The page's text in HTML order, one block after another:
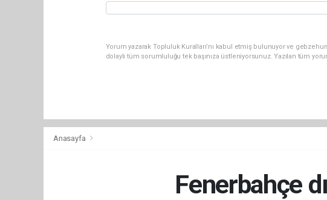
Yorum yazarak Topluluk Kuralları’nı kabul etmiş bulunuyor ve
dolaylı tüm sorumluluğu tek başınıza üstleniyorsunuz. Yazılan tüm
Anasayfa
Fenerbahçe